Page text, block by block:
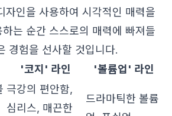
자인을 사용하여 시각적인 매력을
는 순간 스스로의 매력에 빠져들
경험을 선사할 것입니다.
'코지' 라인 '볼륨업' 라인
극강의 편안함,
심리스, 매끈한
드라마틱한 볼륨